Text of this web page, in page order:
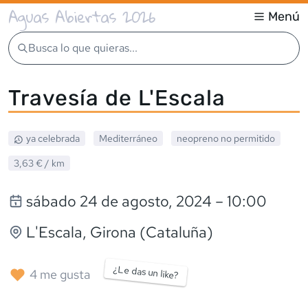
Aguas Abiertas 2026 Menú
Busca lo que quieras...
Travesía de L'Escala
ya celebrada Mediterráneo neopreno no permitido
3,63 € / km
sábado 24 de agosto, 2024 – 10:00
L'Escala, Girona (Cataluña)
4 me gusta ¿Le das un like?